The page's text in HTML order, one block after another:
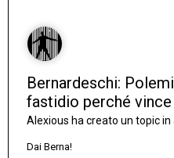
Bernardeschi:
fastidio perché vince
Alexious ha creato un topic in
Dai Berna!